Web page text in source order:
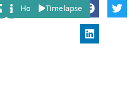
Share:
Host Timelapse